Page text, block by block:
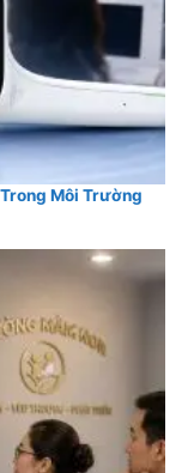
Môi Trường